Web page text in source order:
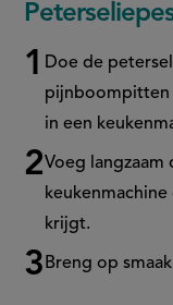
Doe de
pijnboompitten
in een
Voeg
krijgt.
Breng op